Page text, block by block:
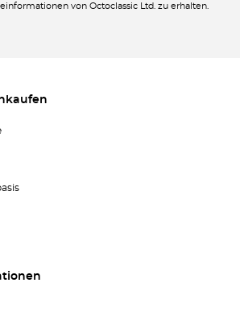
von Octoclassic Ltd. zu erhalten.